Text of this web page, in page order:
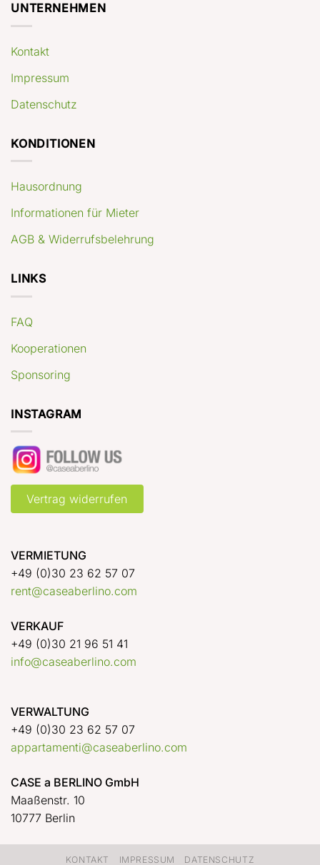
UNTERNEHMEN
Kontakt
Impressum
Datenschutz
KONDITIONEN
Hausordnung
Informationen für Mieter
AGB & Widerrufsbelehrung
LINKS
FAQ
Kooperationen
Sponsoring
INSTAGRAM
Vertrag widerrufen
VERMIETUNG
+49 (0)30 23 62 57 07
rent@caseaberlino.com
VERKAUF
+49 (0)30 21 96 51 41
info@caseaberlino.com
VERWALTUNG
+49 (0)30 23 62 57 07
appartamenti@caseaberlino.com
CASE a BERLINO GmbH
Maaßenstr. 10
10777 Berlin
KONTAKT IMPRESSUM DATENSCHUTZ